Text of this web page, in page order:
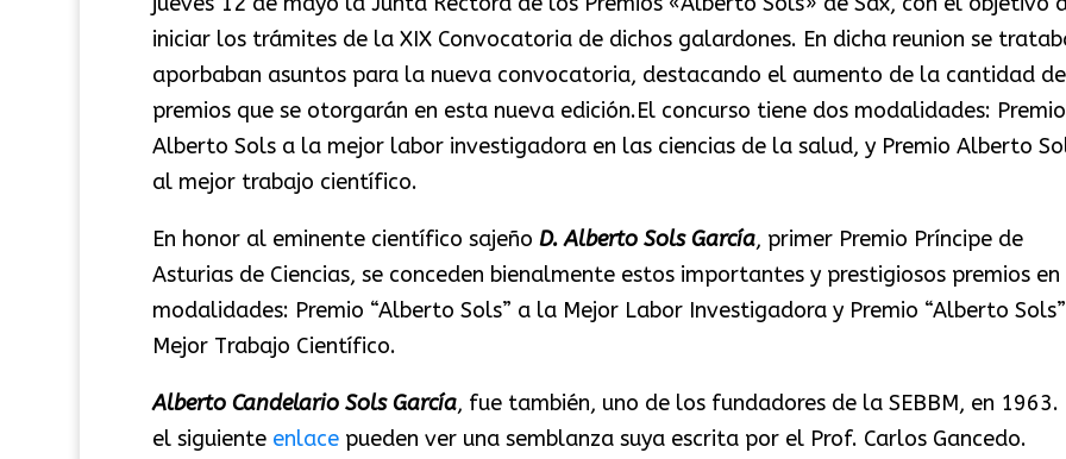
iniciar los trámites de la XIX Convocatoria de dichos galardones. En dicha reunion se
aporbaban asuntos para la nueva convocatoria, destacando el aumento de la cantidad
premios que se otorgarán en esta nueva edición.El concurso tiene dos modalidades: Premio
Alberto Sols a la mejor labor investigadora en las ciencias de la salud, y Premio Alberto
al mejor trabajo científico.
En honor al eminente científico sajeño D. Alberto Sols García, primer Premio Príncipe de
Asturias de Ciencias, se conceden bienalmente estos importantes y prestigiosos premios en
modalidades: Premio “Alberto Sols” a la Mejor Labor Investigadora y Premio “Alberto
Mejor Trabajo Científico.
Alberto Candelario Sols García, fue también, uno de los fundadores de la SEBBM, en 1963.
el siguiente enlacepueden ver una semblanza suya escrita por el Prof. Carlos Gancedo.